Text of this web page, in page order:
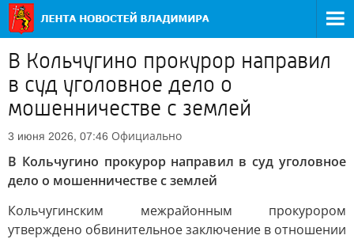
В Кольчугино прокурор направил
в суд уголовное дело о
мошенничестве с землей
3 июня 2026, 07:46 Официально
В Кольчугино прокурор направил в суд уголовное
дело о мошенничестве с землей
Кольчугинским межрайонным прокурором
утверждено обвинительное заключение в отношении